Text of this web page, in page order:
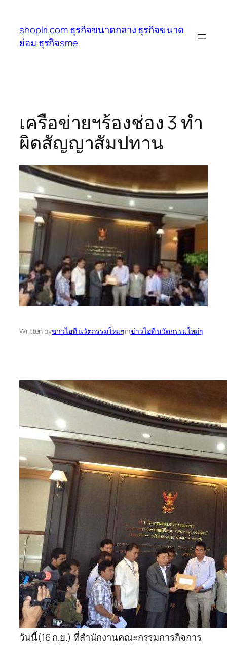
เนื้อหา
shoplri.com ธุรกิจขนาดกลาง ธุรกิจขนาด
ย่อม ธุรกิจsme
เครือข่ายฯร้องช่อง 3 ทำ
ผิดสัญญาสัมปทาน
Written byข่าวไอที นวัตกรรมใหม่ๆinข่าวไอที นวัตกรรมใหม่ๆ
วันนี้(16 ก.ย.) ที่สำนักงานคณะกรรมการกิจการ